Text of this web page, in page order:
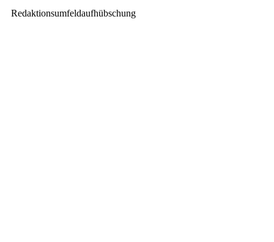
Redaktionsumfeldaufhübschung